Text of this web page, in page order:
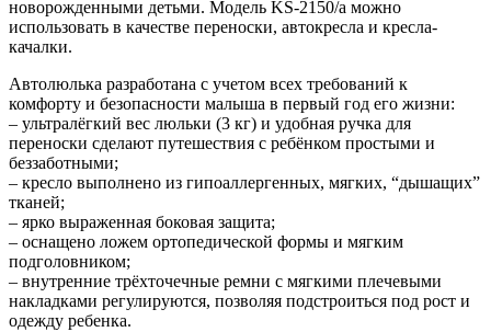
новорожденными детьми. Модель KS-2150/а можно
использовать в качестве переноски, автокресла и кресла-
качалки.
Автолюлька разработана с учетом всех требований к
комфорту и безопасности малыша в первый год его жизни:
– ультралёгкий вес люльки (3 кг) и удобная ручка для
переноски сделают путешествия с ребёнком простыми и
беззаботными;
– кресло выполнено из гипоаллергенных, мягких, “дышащих”
тканей;
– ярко выраженная боковая защита;
– оснащено ложем ортопедической формы и мягким
подголовником;
– внутренние трёхточечные ремни с мягкими плечевыми
накладками регулируются, позволяя подстроиться под рост и
одежду ребенка.